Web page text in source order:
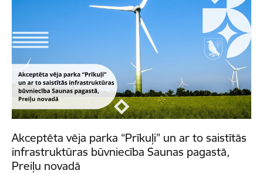
Akceptēta vēja parka “Prīkuļi” un ar to saistītās
infrastruktūras būvniecība Saunas pagastā,
Preiļu novadā